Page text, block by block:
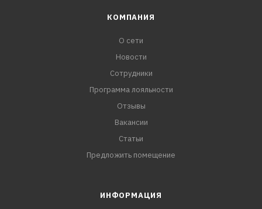
КОМПАНИЯ
О сети
Новости
Сотрудники
Программа лояльности
Отзывы
Вакансии
Статьи
Предложить помещение
ИНФОРМАЦИЯ